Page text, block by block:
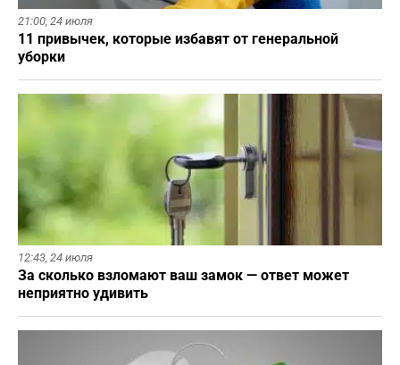
21:00, 24 июля
11 привычек, которые избавят от генеральной
уборки
12:43, 24 июля
За сколько взломают ваш замок — ответ может
неприятно удивить